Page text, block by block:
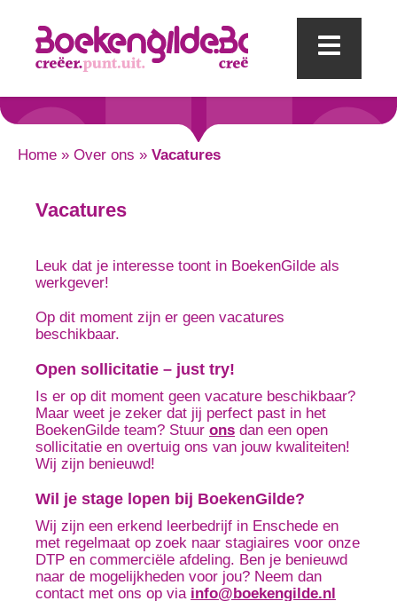
Home » Over ons » Vacatures
Vacatures
Leuk dat je interesse toont in BoekenGilde als
werkgever!
Op dit moment zijn er geen vacatures
beschikbaar.
Open sollicitatie – just try!
Is er op dit moment geen vacature beschikbaar?
Maar weet je zeker dat jij perfect past in het
BoekenGilde team? Stuur ons dan een open
sollicitatie en overtuig ons van jouw kwaliteiten!
Wij zijn benieuwd!
Wil je stage lopen bij BoekenGilde?
Wij zijn een erkend leerbedrijf in Enschede en
met regelmaat op zoek naar stagiaires voor onze
DTP en commerciële afdeling. Ben je benieuwd
naar de mogelijkheden voor jou? Neem dan
contact met ons op via info@boekengilde.nl